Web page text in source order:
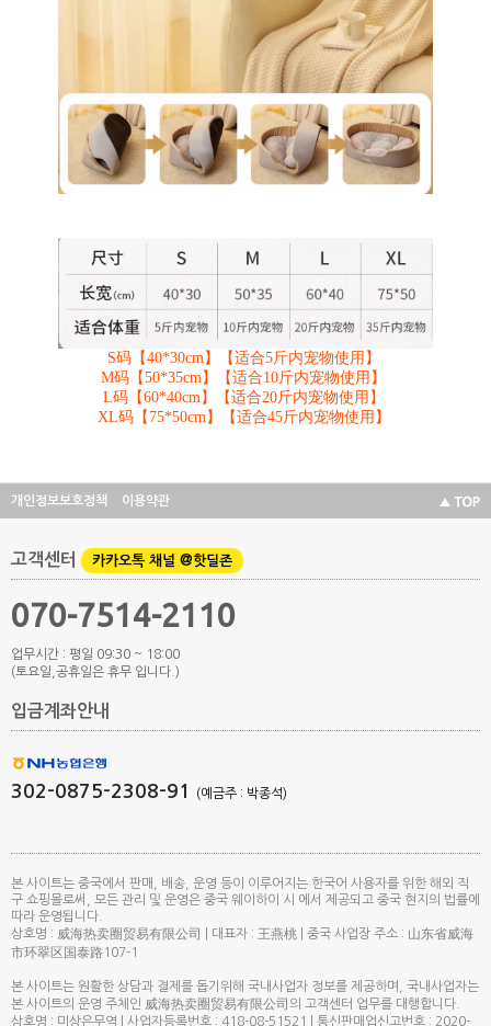
S码【40*30cm】【适合5斤内宠物使用】
M码【50*35cm】【适合10斤内宠物使用】
L码【60*40cm】【适合20斤内宠物使用】
XL码【75*50cm】【适合45斤内宠物使用】
개인정보보호정책 이용약관
고객센터 카카오톡 채널 @핫딜존
070-7514-2110
업무시간 : 평일 09:30 ~ 18:00
(토요일,공휴일은 휴무 입니다.)
입금계좌안내
302-0875-2308-91 (예금주 : 박종석)
본 사이트는 중국에서 판매, 배송, 운영 등이 이루어지는 한국어 사용자를 위한 해외 직
구 쇼핑몰로써, 모든 관리 및 운영은 중국 웨이하이 시 에서 제공되고 중국 현지의 법률에
따라 운영됩니다.
상호명 : 威海热卖圈贸易有限公司 | 대표자 : 王燕桃 | 중국 사업장 주소 : 山东省威海
市环翠区国泰路107-1
본 사이트는 원활한 상담과 결제를 돕기위해 국내사업자 정보를 제공하며, 국내사업자는
본 사이트의 운영 주체인 威海热卖圈贸易有限公司의 고객센터 업무를 대행합니다.
상호명 : 미상은무역 | 사업자등록번호 : 418-08-51521 | 통신판매업신고번호 : 2020-